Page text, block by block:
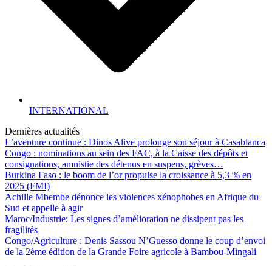
INTERNATIONAL
Dernières actualités
L’aventure continue : Dinos Alive prolonge son séjour à Casablanca
Congo : nominations au sein des FAC, à la Caisse des dépôts et
consignations, amnistie des détenus en suspens, grèves…
Burkina Faso : le boom de l’or propulse la croissance à 5,3 % en
2025 (FMI)
Achille Mbembe dénonce les violences xénophobes en Afrique du
Sud et appelle à agir
Maroc/Industrie: Les signes d’amélioration ne dissipent pas les
fragilités
Congo/Agriculture : Denis Sassou N’Guesso donne le coup d’envoi
de la 2ème édition de la Grande Foire agricole à Bambou-Mingali